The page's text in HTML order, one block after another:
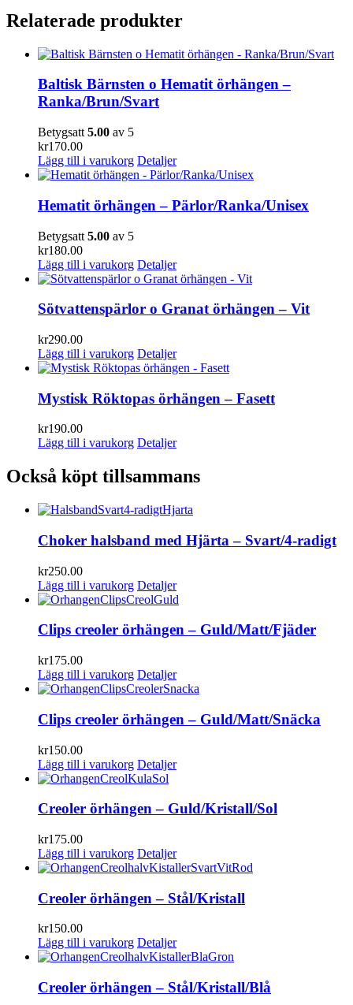
Relaterade produkter
Baltisk Bärnsten o Hematit örhängen –
Ranka/Brun/Svart
Betygsatt 5.00 av 5
kr170.00
Lägg till i varukorg Detaljer
Hematit örhängen – Pärlor/Ranka/Unisex
Betygsatt 5.00 av 5
kr180.00
Lägg till i varukorg Detaljer
Sötvattenspärlor o Granat örhängen – Vit
kr290.00
Lägg till i varukorg Detaljer
Mystisk Röktopas örhängen – Fasett
kr190.00
Lägg till i varukorg Detaljer
Också köpt tillsammans
Choker halsband med Hjärta – Svart/4-radigt
kr250.00
Lägg till i varukorg Detaljer
Clips creoler örhängen – Guld/Matt/Fjäder
kr175.00
Lägg till i varukorg Detaljer
Clips creoler örhängen – Guld/Matt/Snäcka
kr150.00
Lägg till i varukorg Detaljer
Creoler örhängen – Guld/Kristall/Sol
kr175.00
Lägg till i varukorg Detaljer
Creoler örhängen – Stål/Kristall
kr150.00
Lägg till i varukorg Detaljer
Creoler örhängen – Stål/Kristall/Blå